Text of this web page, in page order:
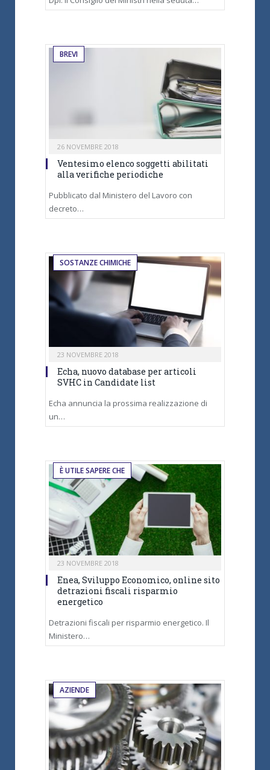
BREVI
26 NOVEMBRE 2018
Ventesimo elenco soggetti abilitati
alla verifiche periodiche
Pubblicato dal Ministero del Lavoro con
decreto…
SOSTANZE CHIMICHE
23 NOVEMBRE 2018
Echa, nuovo database per articoli
SVHC in Candidate list
Echa annuncia la prossima realizzazione di
un…
È UTILE SAPERE CHE
23 NOVEMBRE 2018
Enea, Sviluppo Economico, online sito
detrazioni fiscali risparmio
energetico
Detrazioni fiscali per risparmio energetico. Il
Ministero…
AZIENDE